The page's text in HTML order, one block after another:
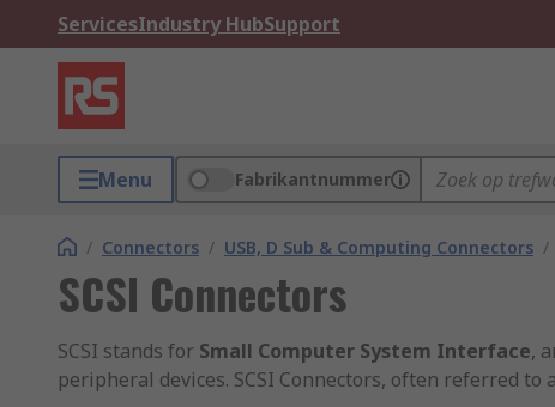
ServicesIndustry HubSupport
Menu Fabrikantnummer
/ Connectors / USB, D Sub & Computing Connectors /
SCSI Connectors
SCSI stands for Small Computer System Interface,
peripheral devices. SCSI Connectors, often referred